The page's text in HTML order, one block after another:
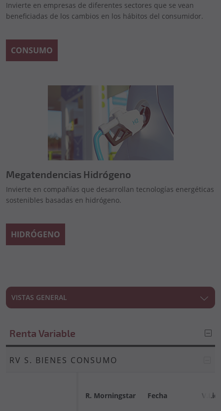
Invierte en empresas de diferentes sectores que se vean
beneficiadas de los cambios en los hábitos del consumidor.
CONSUMO
Megatendencias Hidrógeno
Invierte en compañías que desarrollan tecnologías energéticas
sostenibles basadas en hidrógeno.
HIDRÓGENO
VISTAS GENERAL
Renta Variable
RV S. BIENES CONSUMO
R. Morningstar Fecha V.Liq